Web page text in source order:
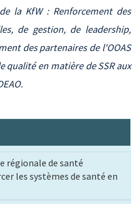
la KfW : Renforcement des
de gestion, de leadership,
des partenaires de l'OOAS
qualité en matière de SSR aux
régionale de santé
les systèmes de santé en